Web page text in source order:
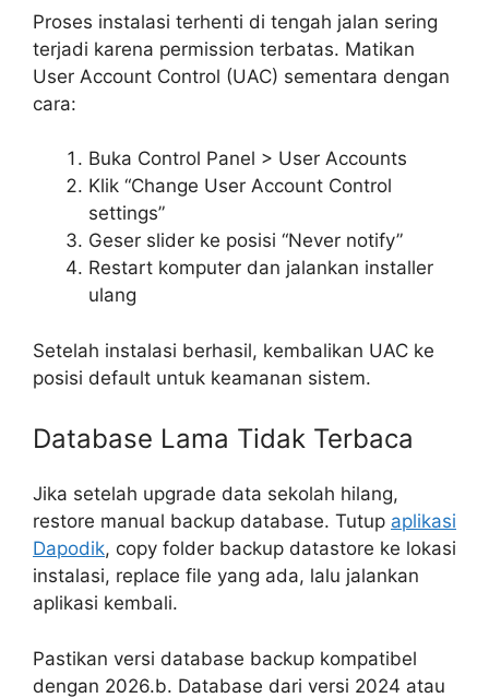
Proses instalasi terhenti di tengah jalan sering
terjadi karena permission terbatas. Matikan
User Account Control (UAC) sementara dengan
cara:
Buka Control Panel > User Accounts
Klik “Change User Account Control
settings”
Geser slider ke posisi “Never notify”
Restart komputer dan jalankan installer
ulang
Setelah instalasi berhasil, kembalikan UAC ke
posisi default untuk keamanan sistem.
Database Lama Tidak Terbaca
Jika setelah upgrade data sekolah hilang,
restore manual backup database. Tutup aplikasi
Dapodik, copy folder backup datastore ke lokasi
instalasi, replace file yang ada, lalu jalankan
aplikasi kembali.
Pastikan versi database backup kompatibel
dengan 2026.b. Database dari versi 2024 atau